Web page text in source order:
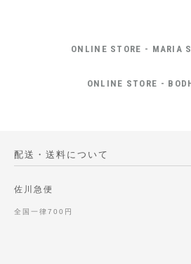
ONLINE STORE - MARIA
ONLINE STORE -
配送・送料について
佐川急便
全国一律700円